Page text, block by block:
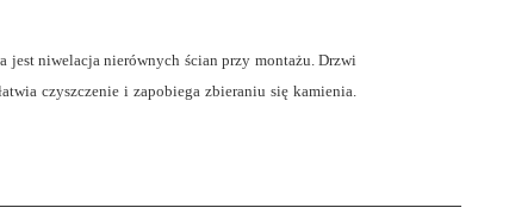
niwelacja nierównych ścian przy montażu. Drzwi
czyszczenie i zapobiega zbieraniu się kamienia.